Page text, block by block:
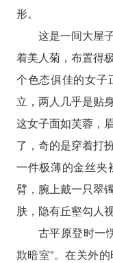
形。
这是一间大屋
着美人菊，布置得
个色态俱佳的女子
立，两人几乎是贴
这女子面如芙蓉，
了，奇的是穿着打
一件极薄的金丝夹
臂，腕上戴一只翠
肤，隐有丘壑勾人视
古平原登时一
欺暗室”。在关外